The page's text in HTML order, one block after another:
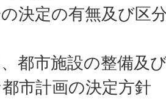
決定の有無及び区
都市施設の整備及
市計画の決定方針